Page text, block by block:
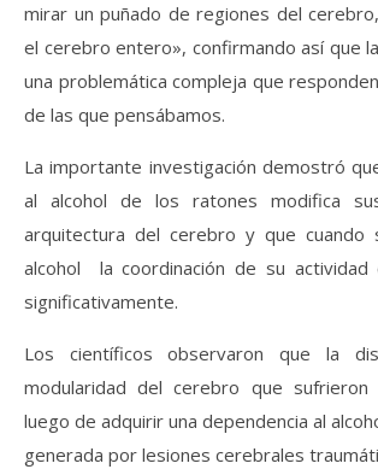
mirar un puñado de regiones del
el cerebro entero», confirmando así que
una problemática compleja que
de las que pensábamos.
La importante investigación demostró
al alcohol de los ratones modifica
arquitectura del cerebro y que
alcohol la coordinación de su actividad
significativamente.
Los científicos observaron que la
modularidad del cerebro que sufrieron
luego de adquirir una dependencia al
generada por lesiones cerebrales